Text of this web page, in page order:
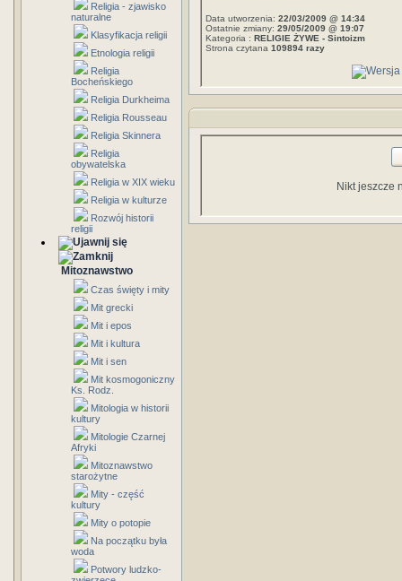
Religia - zjawisko
naturalne
Klasyfikacja religii
Etnologia religii
Religia
Bocheńskiego
Religia Durkheima
Religia Rousseau
Religia Skinnera
Religia
obywatelska
Religia w XIX wieku
Religia w kulturze
Rozwój historii
religii
Mitoznawstwo
Czas święty i mity
Mit grecki
Mit i epos
Mit i kultura
Mit i sen
Mit kosmogoniczny
Ks. Rodz.
Mitologia w historii
kultury
Mitologie Czarnej
Afryki
Mitoznawstwo
starożytne
Mity - część
kultury
Mity o potopie
Na początku była
woda
Potwory ludzko-
Data utworzenia: 22/03/2009 @ 14:34
Ostatnie zmiany: 29/05/2009 @ 19:07
Kategoria : RELIGIE ŻYWE - Sintoizm
Strona czytana 109894 razy
Nikt jeszcze